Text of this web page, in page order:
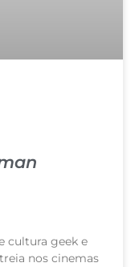
cultura geek e
nos cinemas